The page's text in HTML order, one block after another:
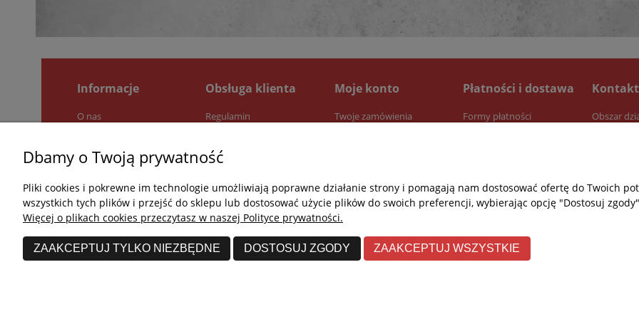
Informacje
O nas
Jak kupować?
Obsługa klienta
Regulamin
Polityka prywatności
Moje konto
Twoje zamówienia
Płatności i dostawa
Formy płatności
Kontakt
Obszar
Dbamy o Twoją prywatność
Pliki cookies i pokrewne im technologie umożliwiają poprawne działanie strony i pomagają nam dostosować ofertę do Twoich
wszystkich tych plików i przejść do sklepu lub dostosować użycie plików do swoich preferencji, wybierając opcję "Dostosuj
Więcej o plikach cookies przeczytasz w naszej Polityce prywatności.
ZAAKCEPTUJ TYLKO NIEZBĘDNE DOSTOSUJ ZGODY ZAAKCEPTUJ WSZYSTKIE